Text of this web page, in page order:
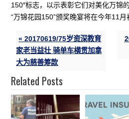
150″标志，以示表彰它们对美化万锦
“万锦花园150”颁奖晚宴将在今年11月
« 20170619/75岁资深教育
家老当益壮 骑单车横贯加拿
大为慈善筹款
Related Posts